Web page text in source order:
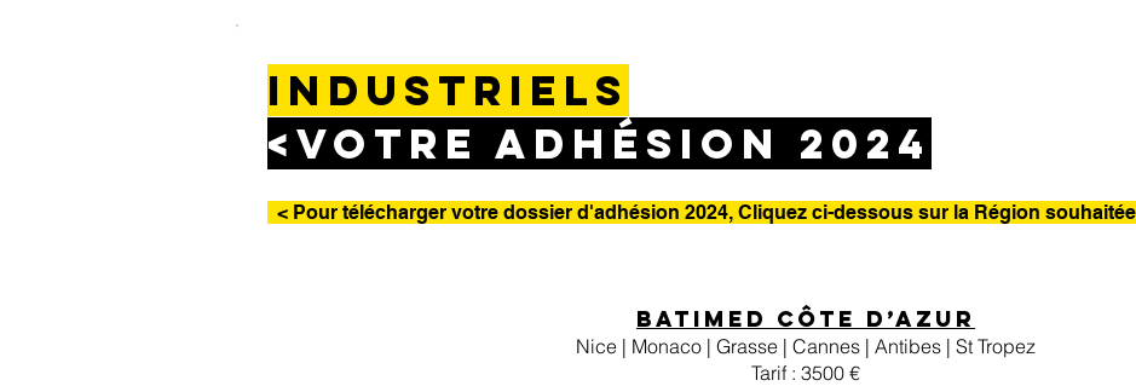
industriels
<VOTRE adhésion 2024
< Pour télécharger votre dossier d'adhésion 2024, Cliquez ci-dessous sur la Région
BatiMed Côte d’Azur
Nice | Monaco | Grasse | Cannes | Antibes | St Tropez
Tarif : 3500 €